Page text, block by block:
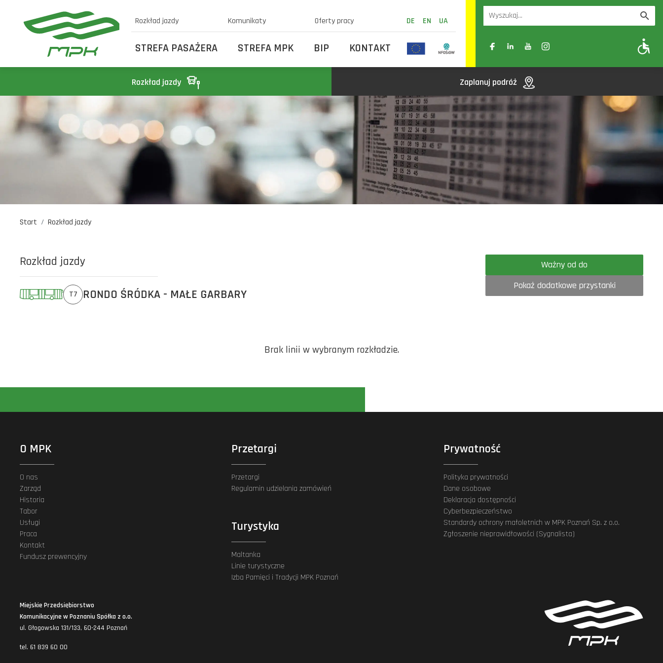
Rozkład jazdy Komunikaty Oferty pracy DE EN UA
STREFA PASAŻERA STREFA MPK BIP KONTAKT A- A A+
Rozkład jazdy Zaplanuj podróż
Start Rozkład jazdy
Rozkład jazdy
T7 RONDO ŚRÓDKA - MAŁE GARBARY
Ważny od do
Pokaż dodatkowe przystanki
Brak linii w wybranym rozkładzie.
O MPK
O nas
Zarząd
Historia
Tabor
Usługi
Praca
Kontakt
Fundusz prewencyjny
Przetargi
Przetargi
Regulamin udzielania zamówień
Turystyka
Maltanka
Linie turystyczne
Izba Pamięci i Tradycji MPK Poznań
Prywatność
Polityka prywatności
Dane osobowe
Deklaracja dostępności
Cyberbezpieczeństwo
Standardy ochrony małoletnich w MPK Poznań Sp. z o.o.
Zgłoszenie nieprawidłowości (Sygnalista)
Miejskie Przedsiębiorstwo
Komunikacyjne w Poznaniu Spółka z o.o.
ul. Głogowska 131/133, 60-244 Poznań
tel. 61 839 60 00